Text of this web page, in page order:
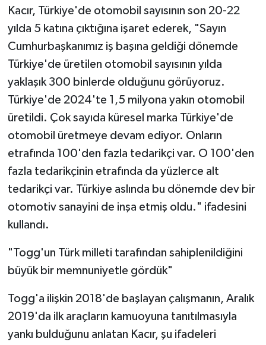
Kacır, Türkiye'de otomobil sayısının son 20-22
yılda 5 katına çıktığına işaret ederek, "Sayın
Cumhurbaşkanımız iş başına geldiği dönemde
Türkiye'de üretilen otomobil sayısının yılda
yaklaşık 300 binlerde olduğunu görüyoruz.
Türkiye'de 2024'te 1,5 milyona yakın otomobil
üretildi. Çok sayıda küresel marka Türkiye'de
otomobil üretmeye devam ediyor. Onların
etrafında 100'den fazla tedarikçi var. O 100'den
fazla tedarikçinin etrafında da yüzlerce alt
tedarikçi var. Türkiye aslında bu dönemde dev bir
otomotiv sanayini de inşa etmiş oldu." ifadesini
kullandı.
"Togg'un Türk milleti tarafından sahiplenildiğini
büyük bir memnuniyetle gördük"
Togg'a ilişkin 2018'de başlayan çalışmanın, Aralık
2019'da ilk araçların kamuoyuna tanıtılmasıyla
yankı bulduğunu anlatan Kacır, şu ifadeleri